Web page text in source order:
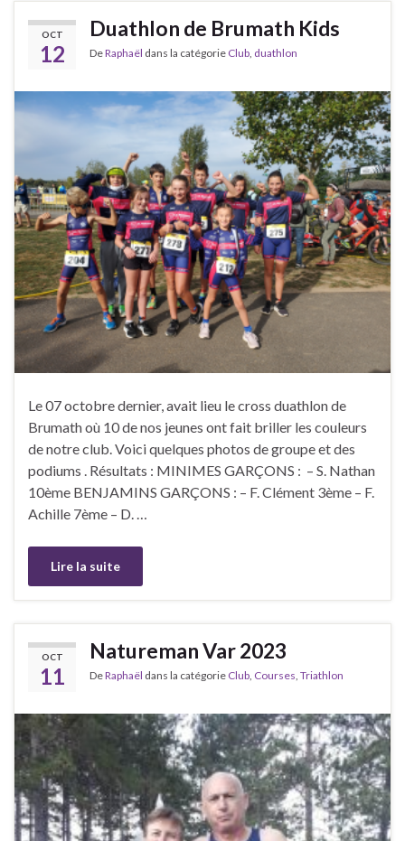
OCT
12
Duathlon de Brumath Kids
DeRaphaël dans la catégorie Club, duathlon
Le 07 octobre dernier, avait lieu le cross duathlon de
Brumath où 10 de nos jeunes ont fait briller les couleurs
de notre club. Voici quelques photos de groupe et des
podiums . Résultats : MINIMES GARÇONS : – S. Nathan
10ème BENJAMINS GARÇONS : – F. Clément 3ème – F.
Achille 7ème – D. …
Lire la suite
OCT
11
Natureman Var 2023
DeRaphaël dans la catégorie Club, Courses, Triathlon